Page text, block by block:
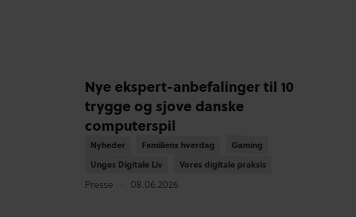
Nye ekspert-anbefalinger til 10
trygge og sjove danske
computerspil
Nyheder
Nyheder Familiens hverdag
Familiens hverdag Gaming
Gaming
Unges Digitale Liv
Unges Digitale Liv Vores digitale praksis
Vores digitale praksis
Presse 08.06.2026